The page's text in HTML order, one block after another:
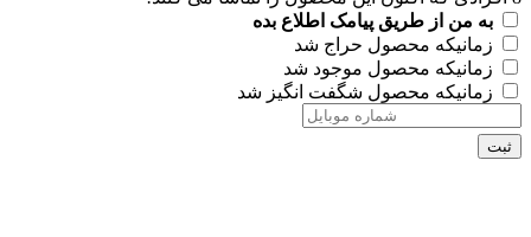
به من از طریق پیامک اطلاع بده
زمانیکه محصول حراج شد
زمانیکه محصول موجود شد
زمانیکه محصول شگفت انگیز شد
ثبت